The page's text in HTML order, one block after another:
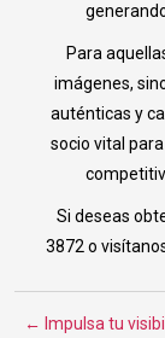
Para
imágenes,
auténticas y
socio vital
Si deseas
3872 o
← Impulsa tu